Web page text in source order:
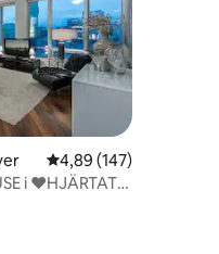
4,89 av 5 i
4,89 (147)
i ❤️HJÄRTAT